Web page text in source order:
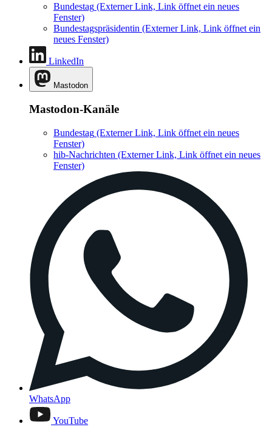
Bundestag (Externer Link, Link öffnet ein neues
Fenster)
Bundestagspräsidentin (Externer Link, Link öffnet ein
neues Fenster)
LinkedIn
Mastodon
Mastodon-Kanäle
Bundestag (Externer Link, Link öffnet ein neues
Fenster)
hib-Nachrichten (Externer Link, Link öffnet ein neues
Fenster)
WhatsApp
YouTube